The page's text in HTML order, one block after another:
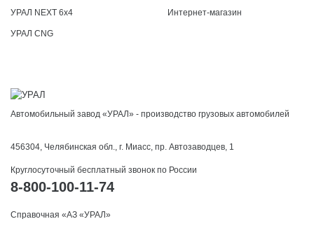
УРАЛ NEXT 6x4
УРАЛ CNG
Интернет-магазин
Автомобильный завод «УРАЛ» - производство грузовых автомобилей
456304, Челябинская обл., г. Миасс, пр. Автозаводцев, 1
Круглосуточный бесплатный звонок по России
8-800-100-11-74
Справочная «АЗ «УРАЛ»